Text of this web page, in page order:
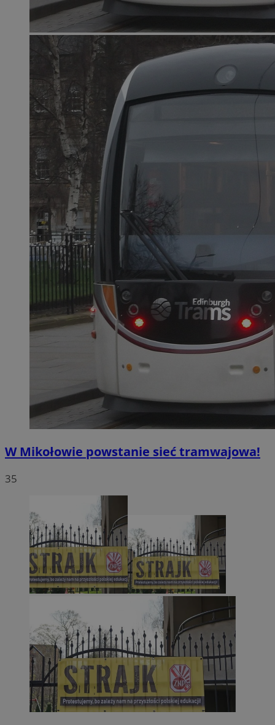
W Mikołowie powstanie sieć tramwajowa!
35